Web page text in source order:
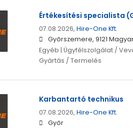
Értékesítési specialista
07.08.2026, Hire-One Kft.
Győrszemere, 9121
Egyéb | Ügyfélszolgálat /
Gyártás / Termelés
Karbantartó technikus
07.08.2026, Hire-One Kft.
Győr